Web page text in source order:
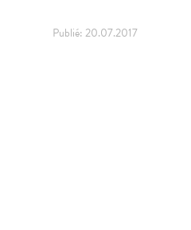
Publié:20.07.2017